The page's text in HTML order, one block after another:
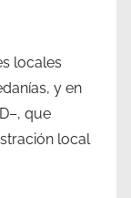
locales
y en
que
local